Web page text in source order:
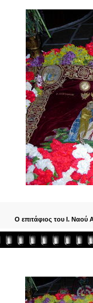
Ο επιτάφιος του Ι. Ναού